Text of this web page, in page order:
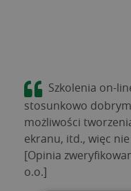
Szkolenia on-
stosunkowo
możliwości
ekranu, itd., więc
[Opinia
o.o.]